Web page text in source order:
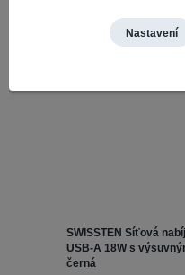
SWISSTEN Síťová
USB-A 18W s
černá
Nastavení